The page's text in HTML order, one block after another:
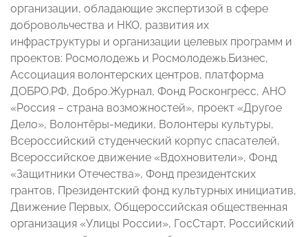
организации, обладающие экспертизой в сфере
добровольчества и НКО, развития их
инфраструктуры и организации целевых программ и
проектов: Росмолодежь и Росмолодежь.Бизнес,
Ассоциация волонтерских центров, платформа
ДОБРО.РФ, Добро.Журнал, Фонд Росконгресс, АНО
«Россия – страна возможностей», проект «Другое
Дело», Волонтёры-медики, Волонтеры культуры,
Всероссийский студенческий корпус спасателей,
Всероссийское движение «Вдохновители», Фонд
«Защитники Отечества», Фонд президентских
грантов, Президентский фонд культурных инициатив,
Движение Первых, Общероссийская общественная
организация «Улицы России», ГосСтарт, Российский